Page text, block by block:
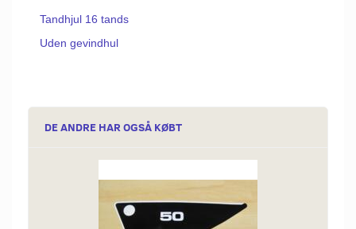
Tandhjul 16 tands
Uden gevindhul
DE ANDRE HAR OGSÅ KØBT